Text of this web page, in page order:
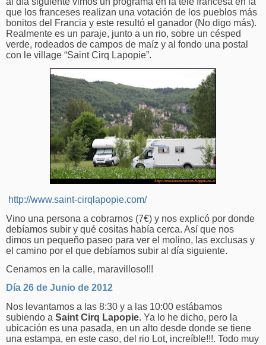
que los franceses realizan una votación de los pueblos más
bonitos del Francia y este resultó el ganador (No digo más).
Realmente es un paraje, junto a un rio, sobre un césped
verde, rodeados de campos de maíz y al fondo una postal
con le village “Saint Cirq Lapopie”.
http://www.saint-cirqlapopie.com/
Vino una persona a cobrarnos (7€) y nos explicó por donde
debíamos subir y qué cositas había cerca. Así que nos
dimos un pequeño paseo para ver el molino, las exclusas y
el camino por el que debíamos subir al día siguiente.
Cenamos en la calle, maravilloso!!!
Día 26 de Junio de 2012
Nos levantamos a las 8:30 y a las 10:00 estábamos
subiendo a Saint Cirq Lapopie. Ya lo he dicho, pero la
ubicación es una pasada, en un alto desde donde se tiene
una estampa, en este caso, del rio Lot, increíble!!!. Todo muy